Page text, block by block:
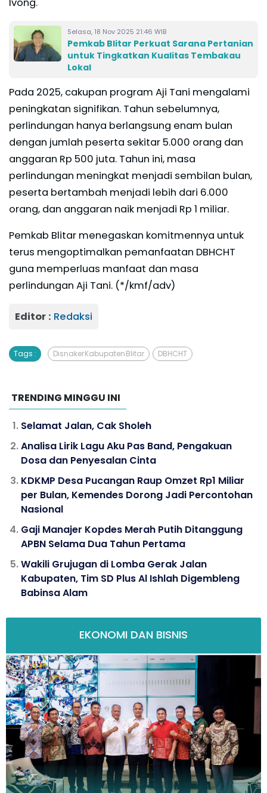
Ivong.
Selasa, 18 Nov 2025 21:46 WIB
Pemkab Blitar Perkuat Sarana Pertanian
untuk Tingkatkan Kualitas Tembakau
Lokal
Pada 2025, cakupan program Aji Tani mengalami
peningkatan signifikan. Tahun sebelumnya,
perlindungan hanya berlangsung enam bulan
dengan jumlah peserta sekitar 5.000 orang dan
anggaran Rp 500 juta. Tahun ini, masa
perlindungan meningkat menjadi sembilan bulan,
peserta bertambah menjadi lebih dari 6.000
orang, dan anggaran naik menjadi Rp 1 miliar.
Pemkab Blitar menegaskan komitmennya untuk
terus mengoptimalkan pemanfaatan DBHCHT
guna memperluas manfaat dan masa
perlindungan Aji Tani. (*/kmf/adv)
Editor : Redaksi
Tags : Disnaker Kabupaten Blitar DBHCHT
TRENDING MINGGU INI
Selamat Jalan, Cak Sholeh
Analisa Lirik Lagu Aku Pas Band, Pengakuan
Dosa dan Penyesalan Cinta
KDKMP Desa Pucangan Raup Omzet Rp1 Miliar
per Bulan, Kemendes Dorong Jadi Percontohan
Nasional
Gaji Manajer Kopdes Merah Putih Ditanggung
APBN Selama Dua Tahun Pertama
Wakili Grujugan di Lomba Gerak Jalan
Kabupaten, Tim SD Plus Al Ishlah Digembleng
Babinsa Alam
EKONOMI DAN BISNIS